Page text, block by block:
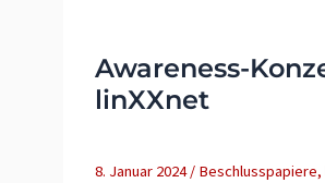
Awareness-
linXXnet
8. Januar 2024/ Beschlusspapiere,